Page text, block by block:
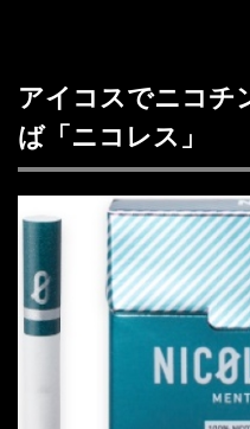
アイコスでニコチ
ば「ニコレス」